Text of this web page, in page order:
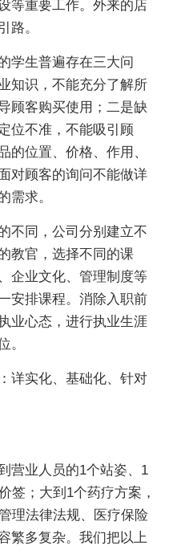
等重要工作。外来的店
路。
生普遍存在三大问
知识，不能充分了解所
顾客购买使用；二是缺
位不准，不能吸引顾
的位置、价格、作用、
对顾客的询问不能做详
需求。
同，公司分别建立不
教官，选择不同的课
企业文化、管理制度等
安排课程。消除入职前
业心态，进行执业生涯
。
实化、基础化、针对
业人员的1个站姿、1
签；大到1个药疗方案，
理法律法规、医疗保险
繁多复杂。我们把以上